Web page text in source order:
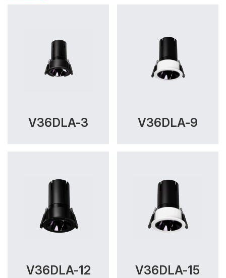
V36DLA-3 V36DLA-9
V36DLA-12 V36DLA-15